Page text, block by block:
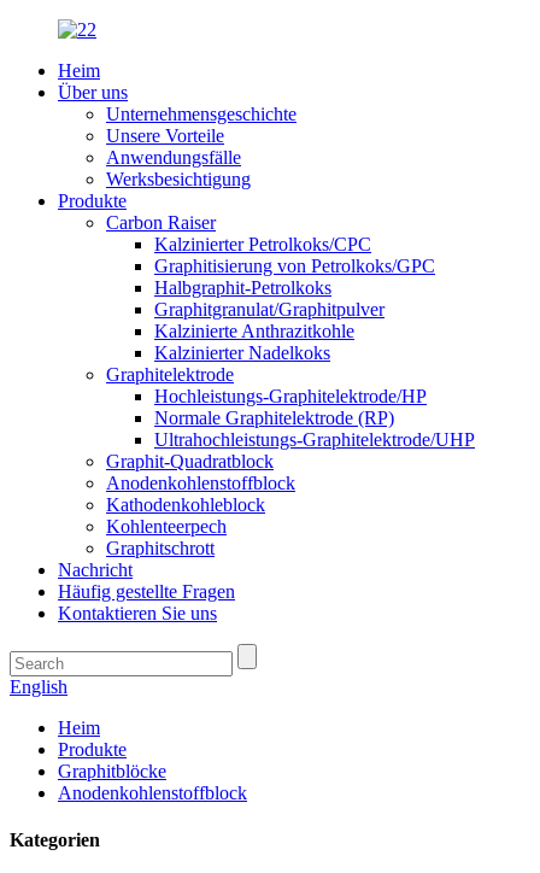
Heim
Über uns
Unternehmensgeschichte
Unsere Vorteile
Anwendungsfälle
Werksbesichtigung
Produkte
Carbon Raiser
Kalzinierter Petrolkoks/CPC
Graphitisierung von Petrolkoks/GPC
Halbgraphit-Petrolkoks
Graphitgranulat/Graphitpulver
Kalzinierte Anthrazitkohle
Kalzinierter Nadelkoks
Graphitelektrode
Hochleistungs-Graphitelektrode/HP
Normale Graphitelektrode (RP)
Ultrahochleistungs-Graphitelektrode/UHP
Graphit-Quadratblock
Anodenkohlenstoffblock
Kathodenkohleblock
Kohlenteerpech
Graphitschrott
Nachricht
Häufig gestellte Fragen
Kontaktieren Sie uns
English
Heim
Produkte
Graphitblöcke
Anodenkohlenstoffblock
Kategorien